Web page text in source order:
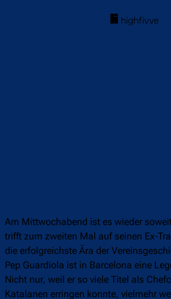
Am Mittwochabend ist es wieder
trifft zum zweiten Mal auf seinen Ex-
die erfolgreichste Ära der
Pep Guardiola ist in Barcelona eine
Nicht nur, weil er so viele Titel als
Katalanen erringen konnte, vielmehr